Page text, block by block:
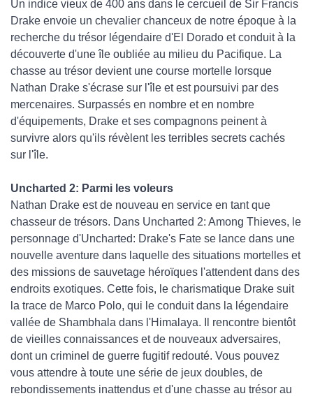
Un indice vieux de 400 ans dans le cercueil de Sir Francis
Drake envoie un chevalier chanceux de notre époque à la
recherche du trésor légendaire d'El Dorado et conduit à la
découverte d'une île oubliée au milieu du Pacifique. La
chasse au trésor devient une course mortelle lorsque
Nathan Drake s'écrase sur l'île et est poursuivi par des
mercenaires. Surpassés en nombre et en nombre
d'équipements, Drake et ses compagnons peinent à
survivre alors qu'ils révèlent les terribles secrets cachés
sur l'île.
Uncharted 2: Parmi les voleurs
Nathan Drake est de nouveau en service en tant que
chasseur de trésors. Dans Uncharted 2: Among Thieves, le
personnage d'Uncharted: Drake's Fate se lance dans une
nouvelle aventure dans laquelle des situations mortelles et
des missions de sauvetage héroïques l'attendent dans des
endroits exotiques. Cette fois, le charismatique Drake suit
la trace de Marco Polo, qui le conduit dans la légendaire
vallée de Shambhala dans l'Himalaya. Il rencontre bientôt
de vieilles connaissances et de nouveaux adversaires,
dont un criminel de guerre fugitif redouté. Vous pouvez
vous attendre à toute une série de jeux doubles, de
rebondissements inattendus et d'une chasse au trésor au